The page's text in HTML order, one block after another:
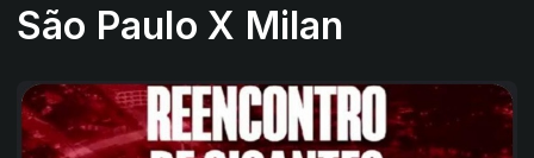
São Paulo X Milan